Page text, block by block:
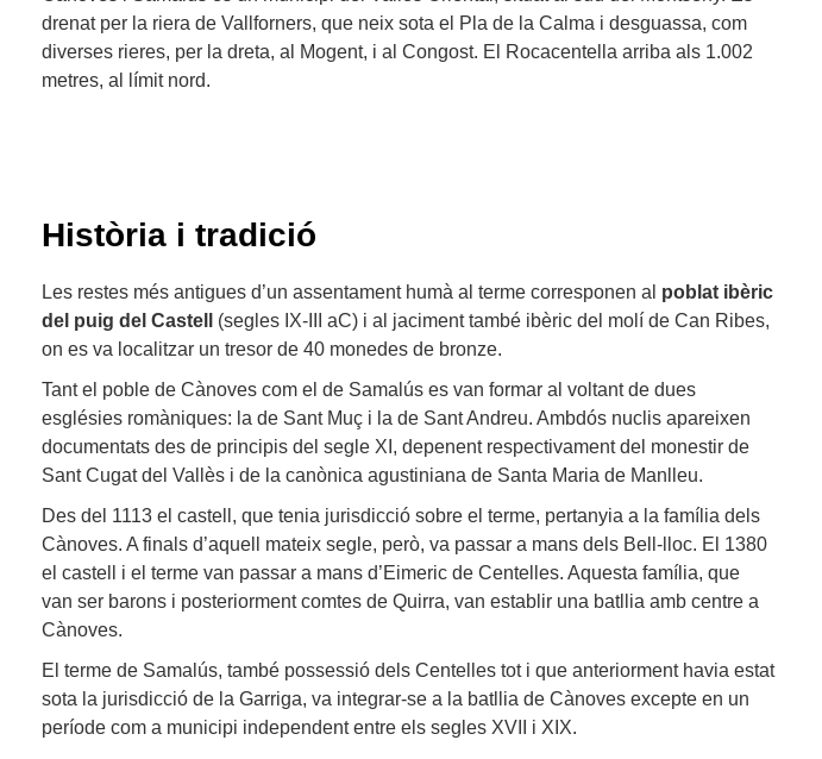
drenat per la riera de Vallforners, que neix sota el Pla de la Calma i desguassa, com
diverses rieres, per la dreta, al Mogent, i al Congost. El Rocacentella arriba als 1.002
metres, al límit nord.
Història i tradició
Les restes més antigues d’un assentament humà al terme corresponen al poblat ibèric
del puig del Castell
(segles IX-III aC) i al jaciment també ibèric del molí de Can Ribes,
on es va localitzar un tresor de 40 monedes de bronze.
Tant el poble de Cànoves com el de Samalús es van formar al voltant de dues
esglésies romàniques: la de Sant Muç i la de Sant Andreu. Ambdós nuclis apareixen
documentats des de principis del segle XI, depenent respectivament del monestir de
Sant Cugat del Vallès i de la canònica agustiniana de Santa Maria de Manlleu.
Des del 1113 el castell, que tenia jurisdicció sobre el terme, pertanyia a la família dels
Cànoves. A finals d’aquell mateix segle, però, va passar a mans dels Bell-lloc. El 1380
el castell i el terme van passar a mans d’Eimeric de Centelles. Aquesta família, que
van ser barons i posteriorment comtes de Quirra, van establir una batllia amb centre a
Cànoves.
El terme de Samalús, també possessió dels Centelles tot i que anteriorment havia estat
sota la jurisdicció de la Garriga, va integrar-se a la batllia de Cànoves excepte en un
període com a municipi independent entre els segles XVII i XIX.